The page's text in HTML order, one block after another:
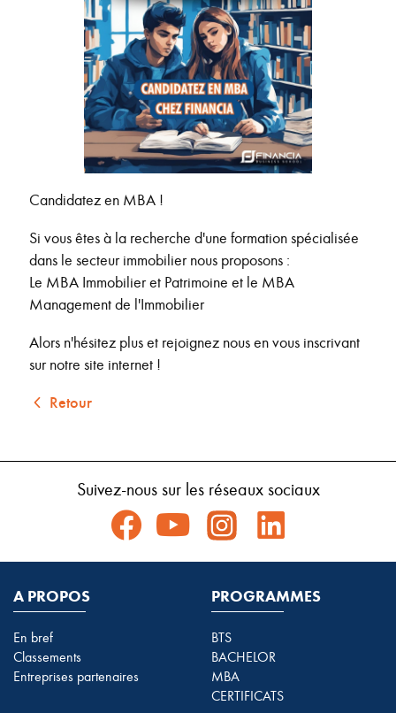
Candidatez en MBA !
Si vous êtes à la recherche d'une formation spécialisée
dans le secteur immobilier nous proposons :
Le MBA Immobilier et Patrimoine et le MBA
Management de l'Immobilier
Alors n'hésitez plus et rejoignez nous en vous inscrivant
sur notre site internet !
Retour
Suivez-nous sur les réseaux sociaux
A PROPOS
En bref
Classements
Entreprises partenaires
PROGRAMMES
BTS
BACHELOR
MBA
CERTIFICATS